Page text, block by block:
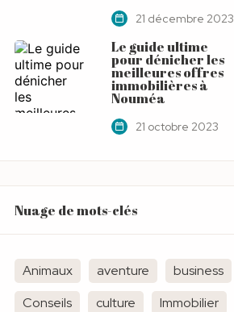
21 décembre 2023
Le guide ultime
pour dénicher les
meilleures offres
immobilières à
Nouméa
21 octobre 2023
Nuage de mots-clés
Animaux aventure
business
Conseils
culture
Immobilier